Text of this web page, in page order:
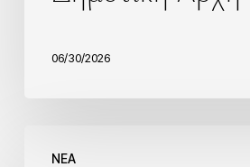
06/30/2026
NEA